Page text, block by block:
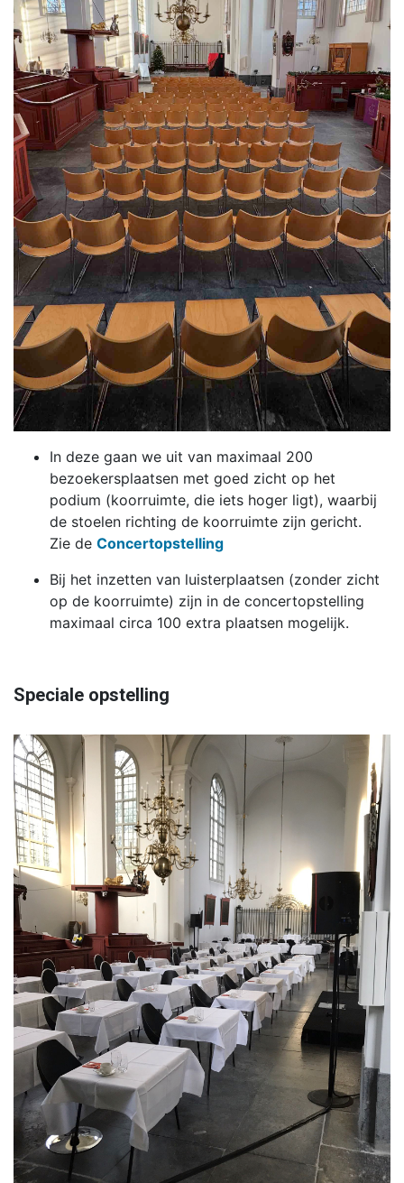
In deze gaan we uit van maximaal 200
bezoekersplaatsen met goed zicht op het
podium (koorruimte, die iets hoger ligt), waarbij
de stoelen richting de koorruimte zijn gericht.
Zie de Concertopstelling
Bij het inzetten van luisterplaatsen (zonder zicht
op de koorruimte) zijn in de concertopstelling
maximaal circa 100 extra plaatsen mogelijk.
Speciale opstelling